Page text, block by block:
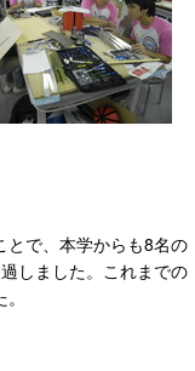
とで、本学からも8名の
しました。これまでの